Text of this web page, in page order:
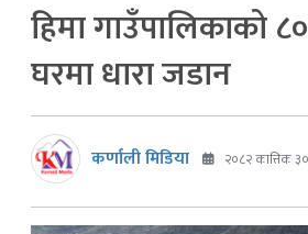
हिमा गाउँपालिकाको
घरमा धारा जडान
कर्णाली मिडिया २०८२ कात्तिक